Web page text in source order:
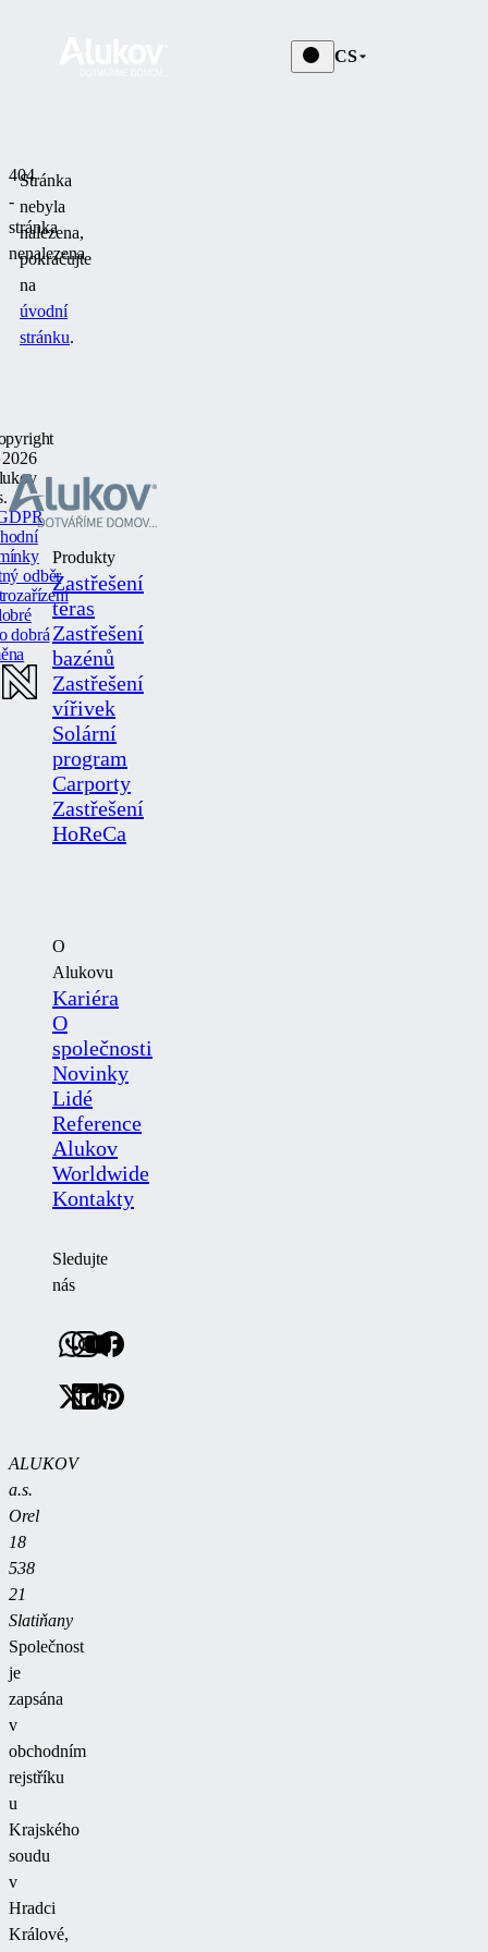
CS
404
-
stránka
nenalezena
Stránka
nebyla
nalezena,
pokračujte
na
úvodní
stránku.
Produkty
Zastřešení
teras
Zastřešení
bazénů
Zastřešení
vířivek
Solární
program
Carporty
Zastřešení
HoReCa
O
Alukovu
Kariéra
O
společnosti
Novinky
Lidé
Reference
Alukov
Worldwide
Kontakty
Sledujte
nás
ALUKOV
a.s.
Orel
18
538
21
Slatiňany
Společnost
je
zapsána
v
obchodním
rejstříku
u
Krajského
soudu
v
Hradci
Králové,
odběr
dobrá